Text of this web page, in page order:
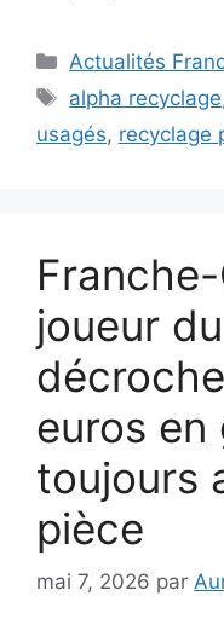
Catégories
Actualités
Étiquettes
alpha recyclage
usagés, recyclage
joueur
euros
toujours
pièce
mai 7, 2026 par